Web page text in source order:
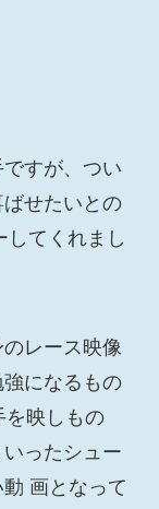
すが、つい
せたいとの
してくれまし
レース映像
になるもの
を映しもの
ったシュー
画となって